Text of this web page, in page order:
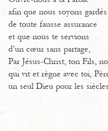
afin que nous soyons gardés
de toute fausse assurance
et que nous te servions
d’un cœur sans partage,
Par Jésus-Christ, ton Fils,
qui vit et règne avec toi,
un seul Dieu pour les